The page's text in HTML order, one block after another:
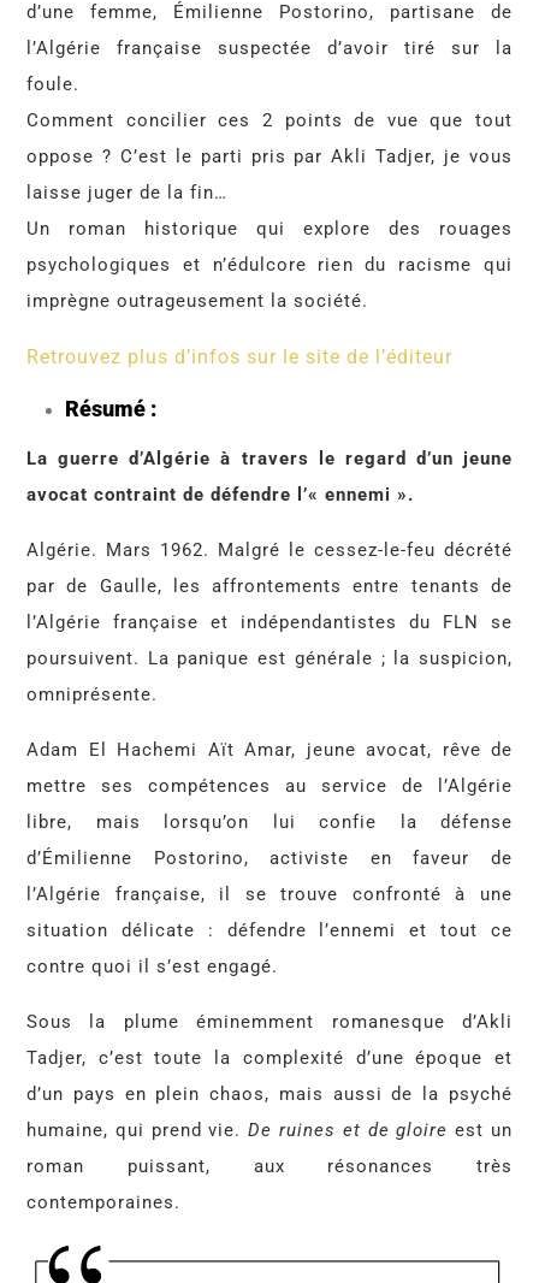
d’une femme, Émilienne Postorino, partisane de
l’Algérie française suspectée d’avoir tiré sur la
foule.
Comment concilier ces 2 points de vue que tout
oppose ? C’est le parti pris par Akli Tadjer, je vous
laisse juger de la fin…
Un roman historique qui explore des rouages
psychologiques et n’édulcore rien du racisme qui
imprègne outrageusement la société.
Retrouvez plus d’infos sur le site de l’éditeur
Résumé :
La guerre d’Algérie à travers le regard d’un jeune
avocat contraint de défendre l’« ennemi ».
Algérie. Mars 1962. Malgré le cessez-le-feu décrété
par de Gaulle, les affrontements entre tenants de
l’Algérie française et indépendantistes du FLN se
poursuivent. La panique est générale ; la suspicion,
omniprésente.
Adam El Hachemi Aït Amar, jeune avocat, rêve de
mettre ses compétences au service de l’Algérie
libre, mais lorsqu’on lui confie la défense
d’Émilienne Postorino, activiste en faveur de
l’Algérie française, il se trouve confronté à une
situation délicate : défendre l’ennemi et tout ce
contre quoi il s’est engagé.
Sous la plume éminemment romanesque d’Akli
Tadjer, c’est toute la complexité d’une époque et
d’un pays en plein chaos, mais aussi de la psyché
humaine, qui prend vie.De ruines et de gloire est un
roman puissant, aux résonances très
contemporaines.